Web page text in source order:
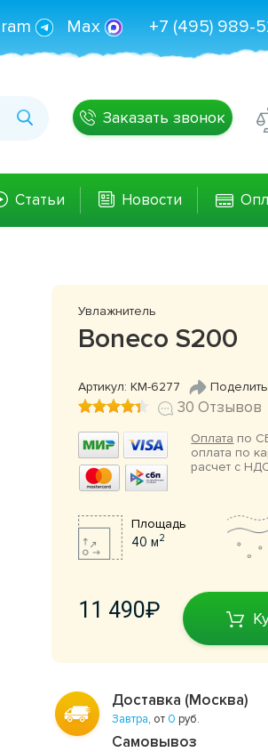
+7 (495) 989-
Max
Заказать звонок
Статьи Новости
Увлажнитель
Boneco S200
Артикул: КМ-6277
30 Отзывов
Оплата по
оплата по
расчет с
Площадь
40 м2
11 490
Доставка (Москва)
Завтра, от 0 руб.
Самовывоз